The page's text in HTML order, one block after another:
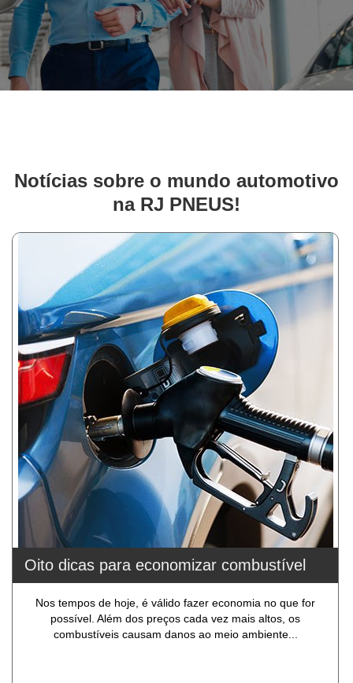
Notícias sobre o mundo automotivo
na RJ PNEUS!
Oito dicas para economizar combustível
Nos tempos de hoje, é válido fazer economia no que for
possível. Além dos preços cada vez mais altos, os
combustíveis causam danos ao meio ambiente...